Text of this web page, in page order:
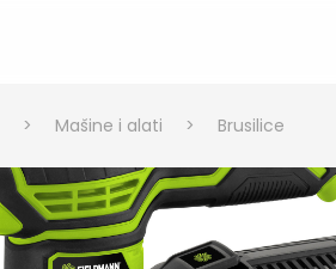
> Mašine i alati > Brusilice